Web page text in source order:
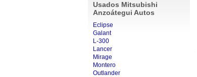
Usados Mitsubishi
Anzoátegui Autos
Eclipse
Galant
L-300
Lancer
Mirage
Montero
Outlander